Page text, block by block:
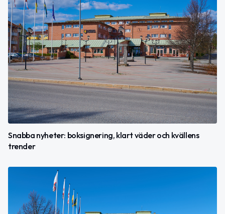
Snabba nyheter: boksignering, klart väder och kvällens
trender